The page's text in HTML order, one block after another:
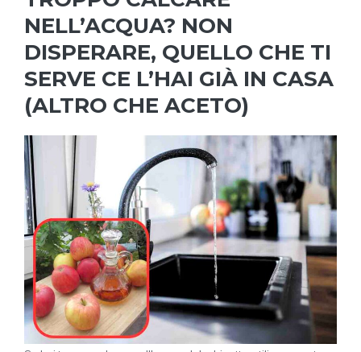
NELL’ACQUA? NON
DISPERARE, QUELLO CHE TI
SERVE CE L’HAI GIÀ IN CASA
(ALTRO CHE ACETO)